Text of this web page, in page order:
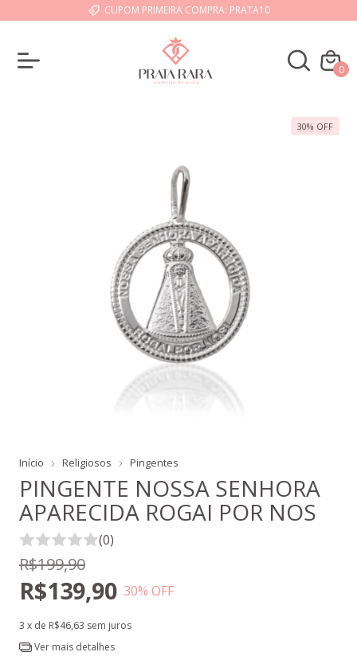
CUPOM PRIMEIRA COMPRA: PRATA10
0
30% OFF
Início Religiosos Pingentes
PINGENTE NOSSA SENHORA
APARECIDA ROGAI POR NOS
(0)
R$199,90
R$139,90 30% OFF
3 x de R$46,63 sem juros
Ver mais detalhes